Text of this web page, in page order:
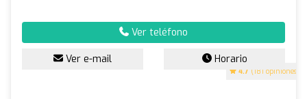
4.7 (181 opiniones)
Ver teléfono
Ver e-mail Horario